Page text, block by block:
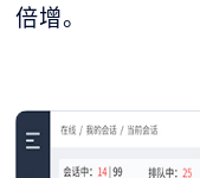
倍增。